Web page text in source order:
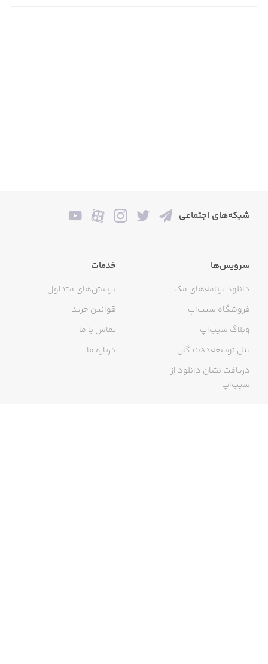
شبکه‌های اجتماعی
سرویس‌ها
دانلود برنامه‌های مک
فروشگاه سیب‌اپ
وبلاگ سیب‌اپ
پنل توسعه‌دهندگان
دریافت نشان دانلود از
سیب‌اپ
خدمات
پرسش‌های متداول
قوانین خرید
تماس با ما
درباره ما